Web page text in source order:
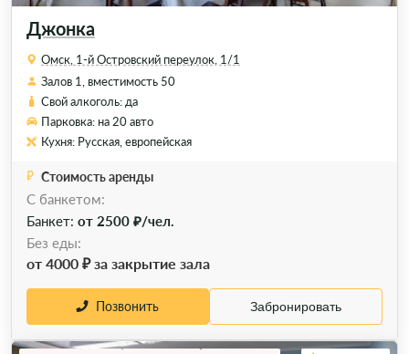
Джонка
Омск, 1-й Островский переулок, 1/1
Залов 1, вместимость 50
Свой алкоголь: да
Парковка: на 20 авто
Кухня: Русская, европейская
Стоимость аренды
C банкетом:
Банкет: от 2500 ₽/чел.
Без еды:
от 4000 ₽ за закрытие зала
Позвонить Забронировать